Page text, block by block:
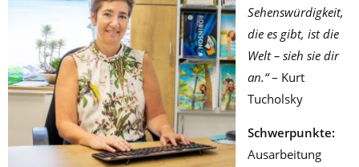
Sehenswürdigkeit,
die es gibt, ist die
Welt – sieh sie dir
an.“– Kurt
Tucholsky
Schwerpunkte:
Ausarbeitung